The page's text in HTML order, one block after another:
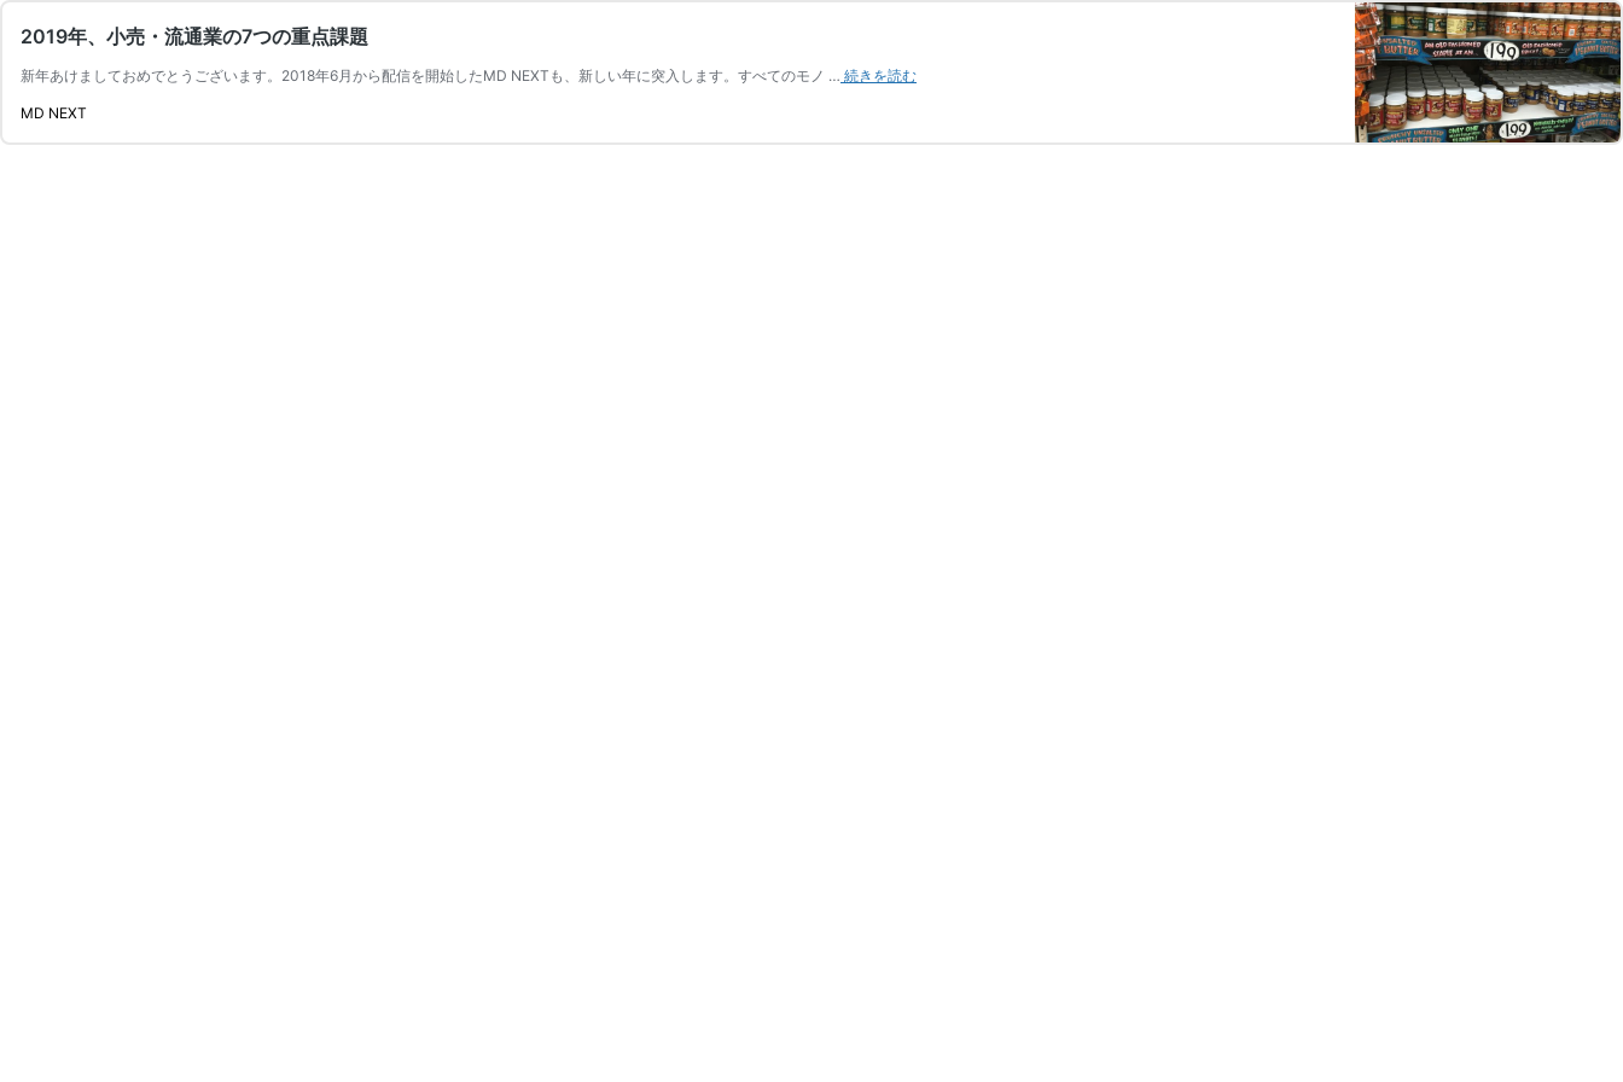
2019年、小売・流通業の7つの重点課題
新年あけましておめでとうございます。2018年6月から配信を開始したMD NEXTも、新しい年に突入します。すべてのモノ … 続きを読む
MD NEXT